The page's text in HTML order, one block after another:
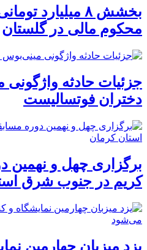
محکوم مالی در گلستان
جزئیات حادثه
دختران فوتسالیست
برگزاری چهل و نهمین
کریم در جنوب شرق
یزد میزبان چهارمین